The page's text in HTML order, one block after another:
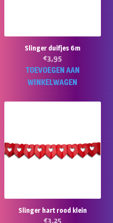
Slinger duifjes 6m
€3,95
TOEVOEGEN AAN
WINKELWAGEN
Slinger hart rood klein
€3,25